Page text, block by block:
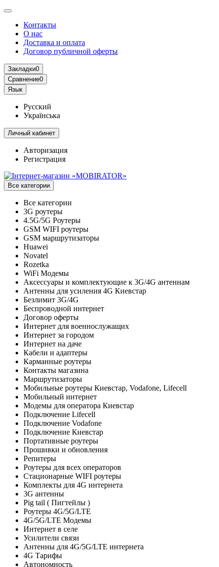
Контакты
О нас
Доставка и оплата
Договор публичной оферты
Закладки0
Сравнение0
Язык
Русский
Українська
Личный кабинет
Авторизация
Регистрация
Все категории
Все категории
3G роутеры
4.5G/5G Роутеры
GSM WIFI роутеры
GSM маршрутизаторы
Huawei
Novatel
Rozetka
WiFi Модемы
Аксессуары и комплектующие к 3G/4G антеннам
Антенны для усиления 4G Киевстар
Безлимит 3G/4G
Беспроводной интернет
Договор оферты
Интернет для военнослужащих
Интернет за городом
Интернет на даче
Кабели и адаптеры
Карманные роутеры
Контакты магазина
Маршрутизаторы
Мобильные роутеры Киевстар, Vodafone, Lifecell
Мобильный интернет
Модемы для оператора Киевстар
Подключение Lifecell
Подключение Vodafone
Подключение Киевстар
Портативные роутеры
Прошивки и обновления
Репитеры
Роутеры для всех операторов
Стационарные WIFI роутеры
Комплекты для 4G интернета
3G антенны
Pig tail ( Пигтейлы )
Роутеры 4G/5G/LTE
4G/5G/LTE Модемы
Интернет в селе
Усилители связи
Антенны для 4G/5G/LTE интернета
4G Тарифы
Автономность